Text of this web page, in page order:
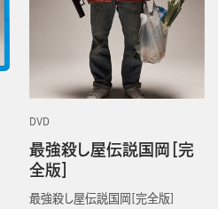
DVD
最強殺し屋伝説国岡［完
全版］
最強殺し屋伝説国岡[完全版]